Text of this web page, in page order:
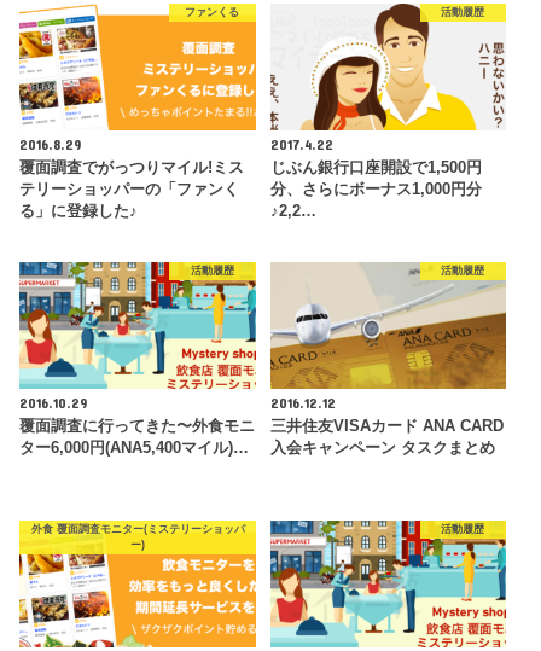
ファンくる
2016.8.29
覆面調査でがっつりマイル!ミス
テリーショッパーの「ファンく
る」に登録した♪
活動履歴
2017.4.22
じぶん銀行口座開設で1,500円
分、さらにボーナス1,000円分
♪2,2…
活動履歴
2016.10.29
覆面調査に行ってきた〜外食モニ
ター6,000円(ANA5,400マイル)…
活動履歴
2016.12.12
三井住友VISAカード ANA CARD
入会キャンペーン タスクまとめ
外食 覆面調査モニター(ミステリーショッパ
ー)
活動履歴